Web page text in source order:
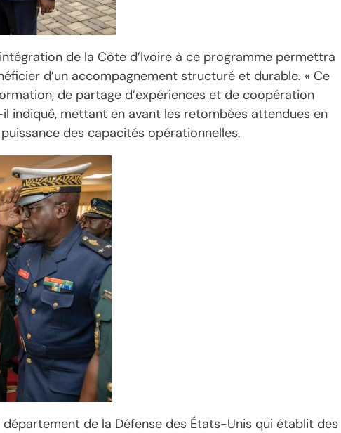
de la Côte d’Ivoire à ce programme permettra
d’un accompagnement structuré et durable. « Ce
de partage d’expériences et de coopération
indiqué, mettant en avant les retombées attendues en
des capacités opérationnelles.
de la Défense des États-Unis qui établit des